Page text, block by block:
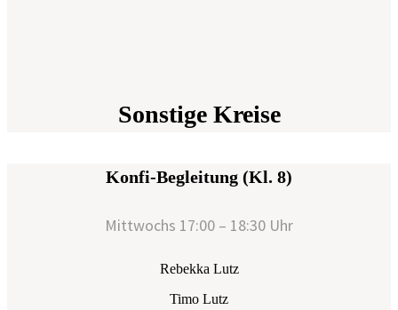
Sonstige Kreise
Konfi-Begleitung (Kl. 8)
Mittwochs 17:00 – 18:30 Uhr
Rebekka Lutz
Timo Lutz